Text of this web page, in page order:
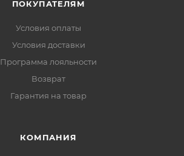
ПОКУПАТЕЛЯМ
Условия оплаты
Условия доставки
Программа лояльности
Возврат
Гарантия на товар
КОМПАНИЯ